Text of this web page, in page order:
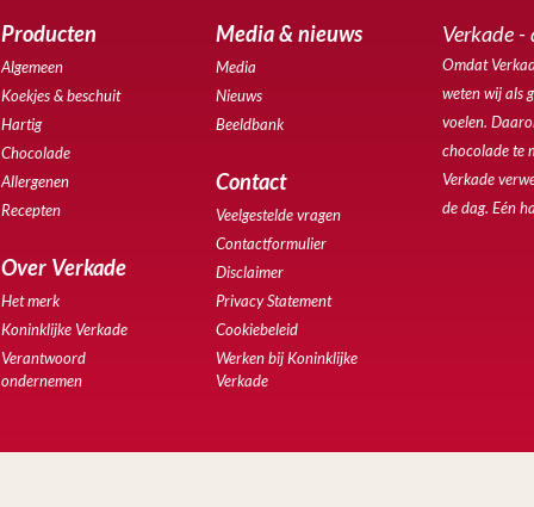
Producten
Algemeen
Koekjes & beschuit
Hartig
Chocolade
Allergenen
Recepten
Over Verkade
Het merk
Koninklijke Verkade
Verantwoord
ondernemen
Media & nieuws
Media
Nieuws
Beeldbank
Contact
Veelgestelde vragen
Contactformulier
Disclaimer
Privacy Statement
Cookiebeleid
Werken bij Koninklijke
Verkade
Verkade -
Omdat
weten wij als
voelen.
chocolade te
Verkade
de dag. Eén